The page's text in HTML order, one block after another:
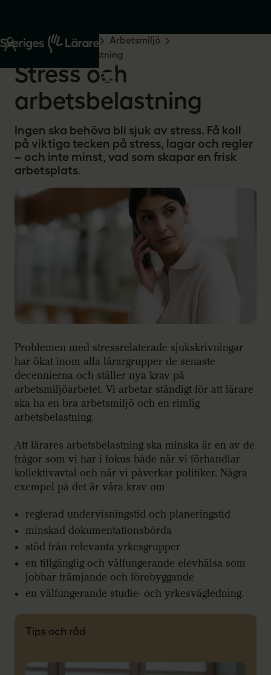
Start Råd och stöd
Arbetsmiljö
Stress och arbetsbelastning
Stress och
arbetsbelastning
Ingen ska behöva bli sjuk av stress. Få koll
på viktiga tecken på stress, lagar och regler
– och inte minst, vad som skapar en frisk
arbetsplats.
Problemen med stressrelaterade sjukskrivningar
har ökat inom alla lärargrupper de senaste
decennierna och ställer nya krav på
arbetsmiljöarbetet. Vi arbetar ständigt för att lärare
ska ha en bra arbetsmiljö och en rimlig
arbetsbelastning.
Att lärares arbetsbelastning ska minska är en av de
frågor som vi har i fokus både när vi förhandlar
kollektivavtal och när vi påverkar politiker. Några
exempel på det är våra krav om
reglerad undervisningstid och planeringstid
minskad dokumentationsbörda
stöd från relevanta yrkesgrupper
en tillgänglig och välfungerande elevhälsa som
jobbar främjande och förebyggande
en välfungerande studie- och yrkesvägledning.
Tips och råd